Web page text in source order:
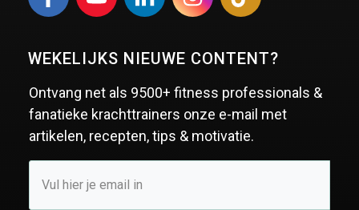
WEKELIJKS NIEUWE CONTENT?
Ontvang net als 9500+ fitness professionals &
fanatieke krachttrainers onze e-mail met
artikelen, recepten, tips & motivatie.